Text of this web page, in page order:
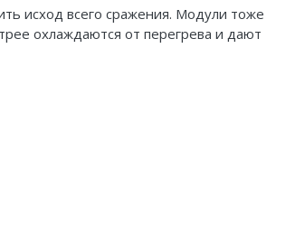
исход всего сражения. Модули тоже
охлаждаются от перегрева и дают